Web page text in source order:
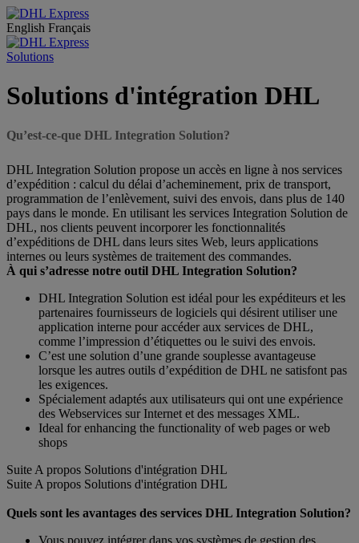
English Français
Solutions
Solutions d'intégration DHL
Qu’est-ce-que DHL Integration Solution?
DHL Integration Solution propose un accès en ligne à nos services
d’expédition : calcul du délai d’acheminement, prix de transport,
programmation de l’enlèvement, suivi des envois, dans plus de 140
pays dans le monde. En utilisant les services Integration Solution de
DHL, nos clients peuvent incorporer les fonctionnalités
d’expéditions de DHL dans leurs sites Web, leurs applications
internes ou leurs systèmes de traitement des commandes.
À qui s’adresse notre outil DHL Integration Solution?
DHL Integration Solution est idéal pour les expéditeurs et les
partenaires fournisseurs de logiciels qui désirent utiliser une
application interne pour accéder aux services de DHL,
comme l’impression d’étiquettes ou le suivi des envois.
C’est une solution d’une grande souplesse avantageuse
lorsque les autres outils d’expédition de DHL ne satisfont pas
les exigences.
Spécialement adaptés aux utilisateurs qui ont une expérience
des Webservices sur Internet et des messages XML.
Ideal for enhancing the functionality of web pages or web
shops
Suite A propos Solutions d'intégration DHL
Suite A propos Solutions d'intégration DHL
Quels sont les avantages des services DHL Integration Solution?
Vous pouvez intégrer dans vos systèmes de gestion des